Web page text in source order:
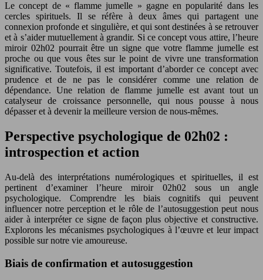
Le concept de « flamme jumelle » gagne en popularité dans les
cercles spirituels. Il se réfère à deux âmes qui partagent une
connexion profonde et singulière, et qui sont destinées à se retrouver
et à s’aider mutuellement à grandir. Si ce concept vous attire, l’heure
miroir 02h02 pourrait être un signe que votre flamme jumelle est
proche ou que vous êtes sur le point de vivre une transformation
significative. Toutefois, il est important d’aborder ce concept avec
prudence et de ne pas le considérer comme une relation de
dépendance. Une relation de flamme jumelle est avant tout un
catalyseur de croissance personnelle, qui nous pousse à nous
dépasser et à devenir la meilleure version de nous-mêmes.
Perspective psychologique de 02h02 :
introspection et action
Au-delà des interprétations numérologiques et spirituelles, il est
pertinent d’examiner l’heure miroir 02h02 sous un angle
psychologique. Comprendre les biais cognitifs qui peuvent
influencer notre perception et le rôle de l’autosuggestion peut nous
aider à interpréter ce signe de façon plus objective et constructive.
Explorons les mécanismes psychologiques à l’œuvre et leur impact
possible sur notre vie amoureuse.
Biais de confirmation et autosuggestion